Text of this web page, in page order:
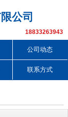
公司
18833263943
公司动态
联系方式